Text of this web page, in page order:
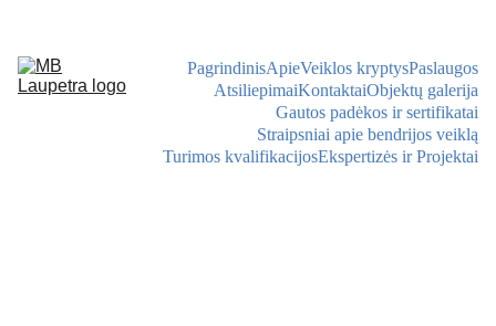
PagrindinisApieVeiklos kryptysPaslaugos
AtsiliepimaiKontaktaiObjektų galerija
Gautos padėkos ir sertifikatai
Straipsniai apie bendrijos veiklą
Turimos kvalifikacijosEkspertizės ir Projektai